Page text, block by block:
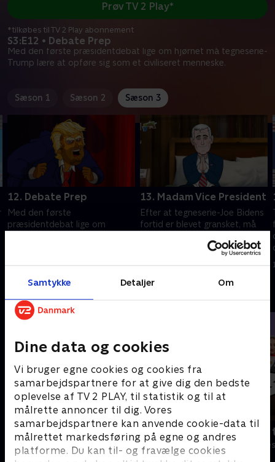
Samtykke Detaljer Om
Dine data og cookies
Vi bruger egne cookies og cookies fra
samarbejdspartnere for at give dig den bedste
oplevelse af TV 2 PLAY, til statistik og til at
målrette annoncer til dig. Vores
samarbejdspartnere kan anvende cookie-data til
målrettet markedsføring på egne og andres
platforme. Du kan til- og fravælge cookies
S3:E12 • Debate Prep
Med den første præsidentdebat lige om hjørnet må tegneserie-
Trump lære at opføre sig som et civiliseret menneske.
Prøv TV 2 Play*
*tilkøbes til TV 2 Play abonnement
Sæson 1 Sæson 2 Sæson 3
12. Debate Prep
Med den første
præsidentdebat lige om
16. december 2025 • 28 min
13. Madam Vice President
Efter at tegneserie-Joe Bidens
fortid er blevet gransket, må
offentligt tilgive ham for hans
problematiske fortid.
16. december 2025 • 26 min
Andre så også
Robssons (dansk tale)
Komedie • 1 sæsoner
Bert (dansk
Komedie • 1